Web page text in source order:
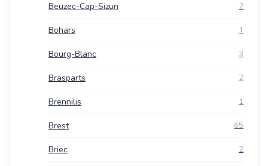
Beuzec-Cap-Sizun 2
Bohars 1
Bourg-Blanc 3
Brasparts 2
Brennilis 1
Brest 65
Briec 2